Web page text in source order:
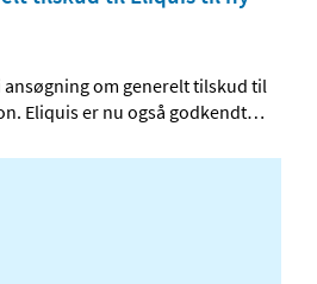
om generelt tilskud til
Eliquis er nu også godkendt…